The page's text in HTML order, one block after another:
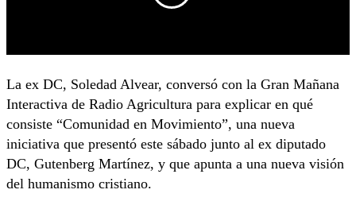
La ex DC, Soledad Alvear, conversó con la Gran Mañana
Interactiva de Radio Agricultura para explicar en qué
consiste “Comunidad en Movimiento”, una nueva
iniciativa que presentó este sábado junto al ex diputado
DC, Gutenberg Martínez, y que apunta a una nueva visión
del humanismo cristiano.